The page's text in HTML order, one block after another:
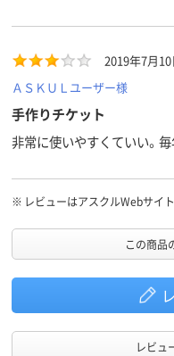
ンタ
ジェットプリンタ
リンタ、レーザー
ンタ、インクジェッ
ト（染料・顔料）、レー
ザー、コピー、熱転
写、ドット、イン
ピー機、ドットプ
ンタ、レーザープリ
ンタ、熱転写プリ
タ、インクジェッ
（染料・顔料）、レ
ー、コピー、熱転写
ドット、インクジ
ットプリンタ、コピ
ー機、ドットプリ
タ、レーザープリ
タ、熱転写プリン
2019年7月10
ＡＳＫＵＬユーザー様
手作りチケット
非常に使いやすくていい。毎
※ レビューはアスクルWebサイ
この商品
レビュ